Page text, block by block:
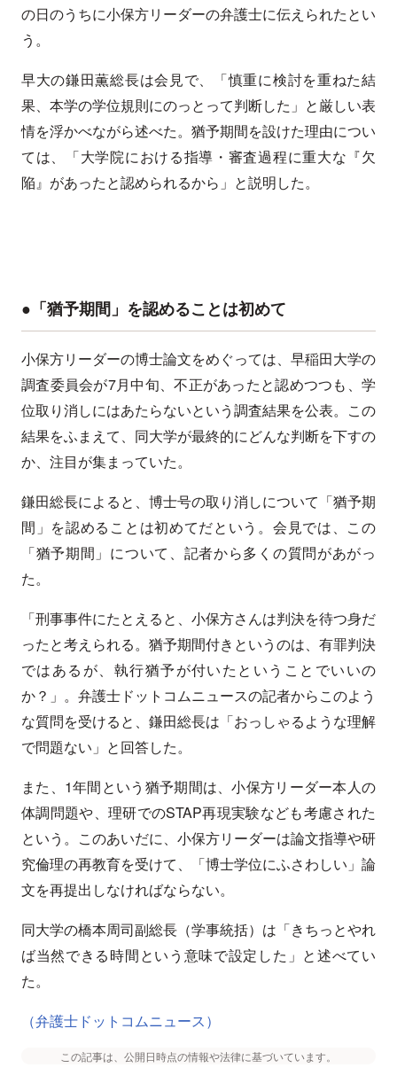
の日のうちに小保方リーダーの弁護士に伝えられたとい
う。
早大の鎌田薫総長は会見で、「慎重に検討を重ねた結
果、本学の学位規則にのっとって判断した」と厳しい表
情を浮かべながら述べた。猶予期間を設けた理由につい
ては、「大学院における指導・審査過程に重大な『欠
陥』があったと認められるから」と説明した。
●「猶予期間」を認めることは初めて
小保方リーダーの博士論文をめぐっては、早稲田大学の
調査委員会が7月中旬、不正があったと認めつつも、学
位取り消しにはあたらないという調査結果を公表。この
結果をふまえて、同大学が最終的にどんな判断を下すの
か、注目が集まっていた。
鎌田総長によると、博士号の取り消しについて「猶予期
間」を認めることは初めてだという。会見では、この
「猶予期間」について、記者から多くの質問があがっ
た。
「刑事事件にたとえると、小保方さんは判決を待つ身だ
ったと考えられる。猶予期間付きというのは、有罪判決
ではあるが、執行猶予が付いたということでいいの
か？」。弁護士ドットコムニュースの記者からこのよう
な質問を受けると、鎌田総長は「おっしゃるような理解
で問題ない」と回答した。
また、1年間という猶予期間は、小保方リーダー本人の
体調問題や、理研でのSTAP再現実験なども考慮された
という。このあいだに、小保方リーダーは論文指導や研
究倫理の再教育を受けて、「博士学位にふさわしい」論
文を再提出しなければならない。
同大学の橋本周司副総長（学事統括）は「きちっとやれ
ば当然できる時間という意味で設定した」と述べてい
た。
（弁護士ドットコムニュース）
この記事は、公開日時点の情報や法律に基づいています。